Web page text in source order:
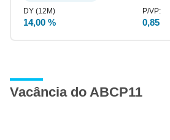
14,00 % 0,85
Vacância do ABCP11